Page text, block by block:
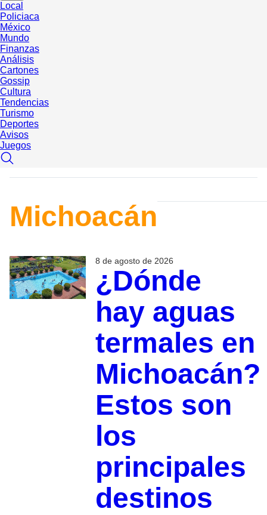
Local
Policiaca
México
Mundo
Finanzas
Análisis
Cartones
Gossip
Cultura
Tendencias
Turismo
Deportes
Avisos
Juegos
Michoacán
8 de agosto de 2026
¿Dónde
hay aguas
termales en
Michoacán?
Estos son
los
principales
destinos